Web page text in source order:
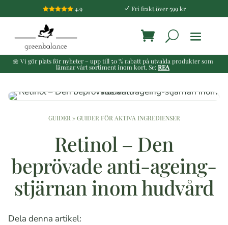
4.9 N Fri frakt över 599 kr
🌼 Vi gör plats för nyheter – upp till 50 % rabatt på utvalda produkter som
lämnar vårt sortiment inom kort. Se:REA
GUIDER»GUIDER FÖR AKTIVA INGREDIENSER
Retinol – Den
beprövade anti-ageing-
stjärnan inom hudvård
Dela denna artikel: